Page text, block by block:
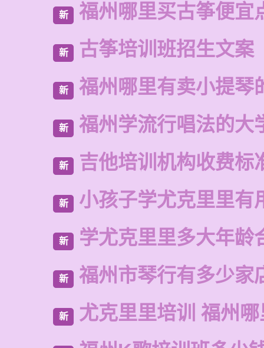
新 福州哪里买古筝便宜
新 古筝培训班招生文案
新 福州哪里有卖小提琴
新 福州学流行唱法的大
新 吉他培训机构收费标
新 小孩子学尤克里里有
新 学尤克里里多大年龄
新 福州市琴行有多少家
新 尤克里里培训 福州